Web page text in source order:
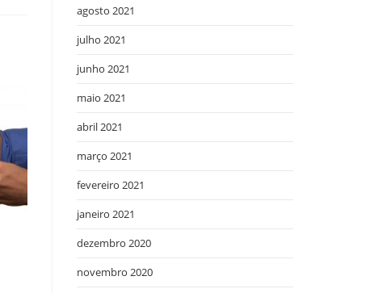
agosto 2021
julho 2021
junho 2021
maio 2021
abril 2021
março 2021
fevereiro 2021
janeiro 2021
dezembro 2020
novembro 2020